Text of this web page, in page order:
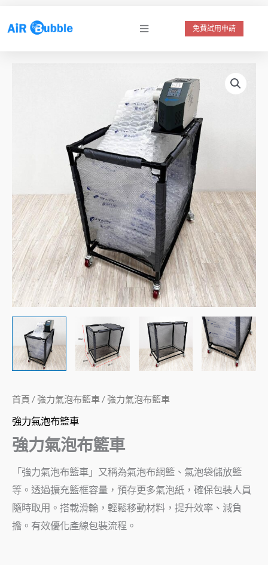
至
免費試用申請
首頁 / 強力氣泡布籃車 / 強力氣泡布籃車
強力氣泡布籃車
強力氣泡布籃車
「強力氣泡布籃車」又稱為氣泡布網籃、氣泡袋儲放籃
等。透過擴充籃框容量，預存更多氣泡紙，確保包裝人員
隨時取用。搭載滑輪，輕鬆移動材料，提升效率、減負
擔。有效優化產線包裝流程。
數
量